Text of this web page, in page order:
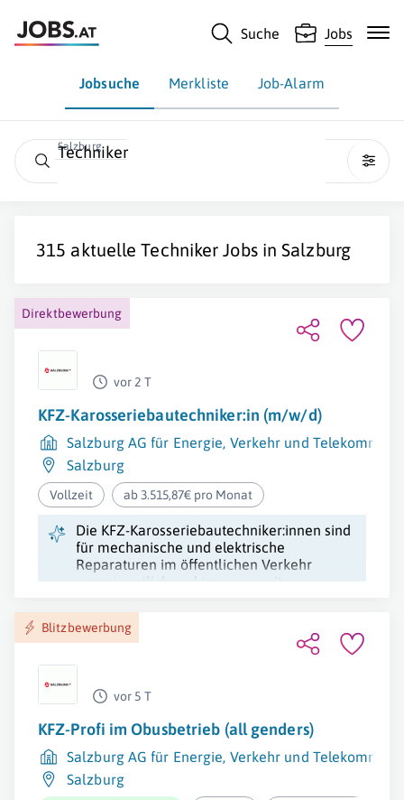
Suche Jobs
Jobsuche Merkliste Job-Alarm
Salzburg
Techniker
315 aktuelleTechniker Jobs inSalzburg
Direktbewerbung
vor 2 T
KFZ-Karosseriebautechniker:in (m/w/d)
Salzburg AG für Energie, Verkehr und
Salzburg
Vollzeit ab 3.515,87€ pro Monat
Die KFZ-Karosseriebautechniker:innen sind
für mechanische und elektrische
Reparaturen im öffentlichen Verkehr
verantwortlich und tragen somit zur
Blitzbewerbung
vor 5 T
KFZ-Profi im Obusbetrieb (all genders)
Salzburg AG für Energie, Verkehr und
Salzburg